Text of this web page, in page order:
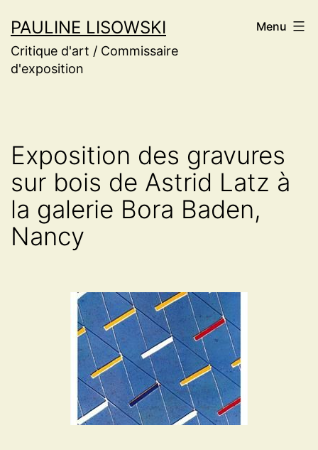
au
contenu
PAULINE LISOWSKI
Critique d'art / Commissaire
d'exposition
Menu
Exposition des gravures
sur bois de Astrid Latz à
la galerie Bora Baden,
Nancy